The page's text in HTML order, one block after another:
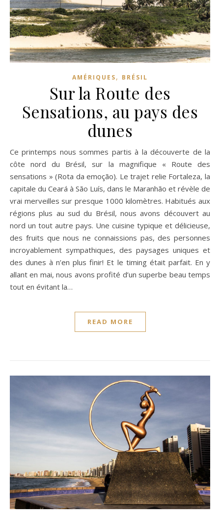
AMÉRIQUES, BRÉSIL
Sur la Route des
Sensations, au pays des
dunes
Ce printemps nous sommes partis à la découverte de la
côte nord du Brésil, sur la magnifique « Route des
sensations » (Rota da emoção). Le trajet relie Fortaleza, la
capitale du Ceará à São Luís, dans le Maranhão et révèle de
vrai merveilles sur presque 1000 kilomètres. Habitués aux
régions plus au sud du Brésil, nous avons découvert au
nord un tout autre pays. Une cuisine typique et délicieuse,
des fruits que nous ne connaissions pas, des personnes
incroyablement sympathiques, des paysages uniques et
des dunes à n’en plus finir! Et le timing était parfait. En y
allant en mai, nous avons profité d’un superbe beau temps
tout en évitant la…
READ MORE